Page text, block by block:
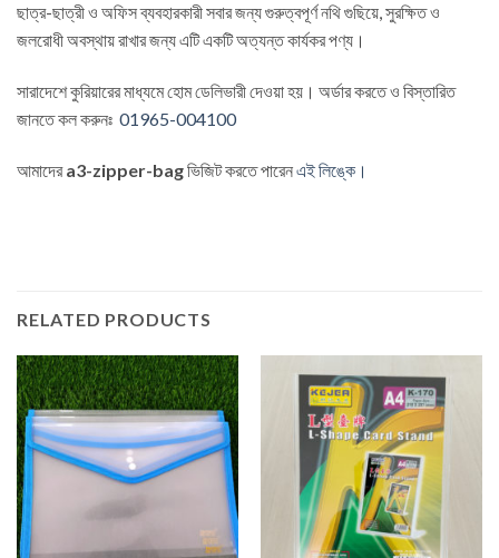
ছাত্র-ছাত্রী ও অফিস ব্যবহারকারী সবার জন্য গুরুত্বপূর্ণ নথি গুছিয়ে, সুরক্ষিত ও
জলরোধী অবস্থায় রাখার জন্য এটি একটি অত্যন্ত কার্যকর পণ্য।
সারাদেশে কুরিয়ারের মাধ্যমে হোম ডেলিভারী দেওয়া হয়। অর্ডার করতে ও বিস্তারিত
জানতে কল করুনঃ 01965-004100
আমাদেরa3-zipper-bagভিজিট করতে পারেনএই লিঙ্কে।
RELATED PRODUCTS